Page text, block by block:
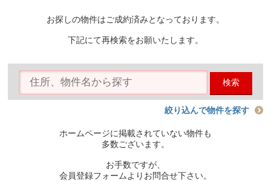
会員メニュー
物件を探す
購入TOP
条件から探す
住宅ローン控除シミュレータ
お探しの物件はご成約済みとなっております。
下記にて再検索をお願いたします。
検索
絞り込んで物件を探す
ホームページに掲載されていない物件も
多数ございます。
お手数ですが、
会員登録フォームよりお問合せ下さい。